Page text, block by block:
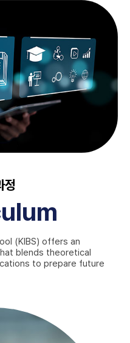
정
(KIBS) offers an
blends theoretical
to prepare future